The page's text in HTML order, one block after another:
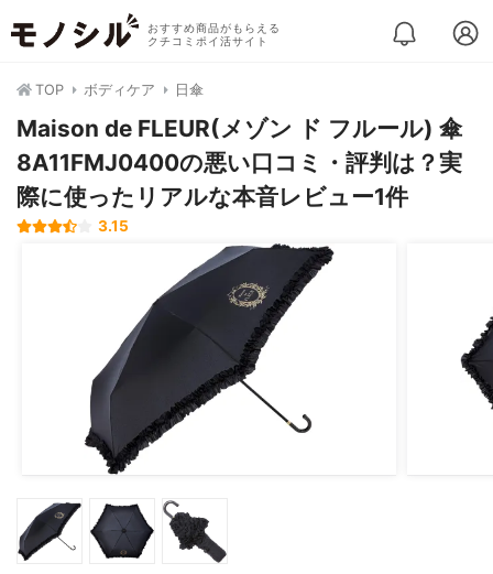
おすすめ商品がもらえる
クチコミポイ活サイト
TOP ボディケア 日傘
Maison de FLEUR(メゾン ド フルール) 傘
8A11FMJ0400の悪い口コミ・評判は？実
際に使ったリアルな本音レビュー1件
3.15